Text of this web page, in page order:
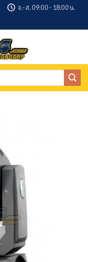
จ.-ส. 09:00 - 18:00 น.